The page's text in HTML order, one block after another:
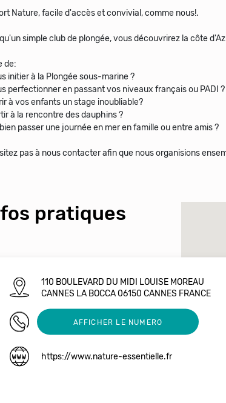
Nature, facile d'accès et convivial, comme nous!.
simple club de plongée, vous découvrirez la côte
de:
initier à la Plongée sous-marine ?
perfectionner en passant vos niveaux français ou PADI ?
à vos enfants un stage inoubliable?
à la rencontre des dauphins ?
passer une journée en mer en famille ou entre amis ?
pas à nous contacter afin que nous organisions
pratiques
110 BOULEVARD DU MIDI LOUISE MOREAU
CANNES LA BOCCA 06150 CANNES FRANCE
0663485653AFFICHER LE NUMERO
https://www.nature-essentielle.fr